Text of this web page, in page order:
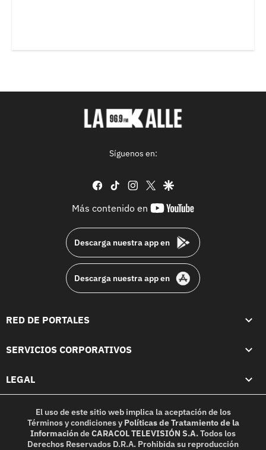
Síguenos en:
facebook
tiktok instagram
twittergoogle
Más contenido en
youtube-
Descarga nuestra app en
Descarga nuestra app en
RED DE PORTALES
SERVICIOS CORPORATIVOS
LEGAL
El uso de este sitio web implica la aceptación de los
Términos y condicionesy Políticas de Tratamiento de la
InformacióndeCARACOL TELEVISIÓN S.A.Todos los
Derechos Reservados D.R.A. Prohibida su reproducción